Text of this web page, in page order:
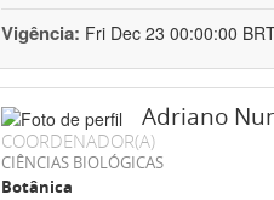
Vigência: Fri Dec 23 00:00:00
Adriano
COORDENADOR(A)
CIÊNCIAS BIOLÓGICAS
Botânica